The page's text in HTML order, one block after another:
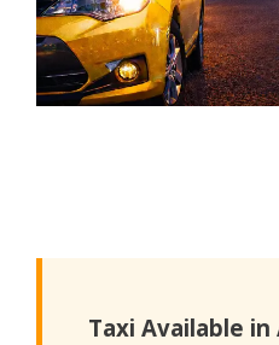
Taxi Available in